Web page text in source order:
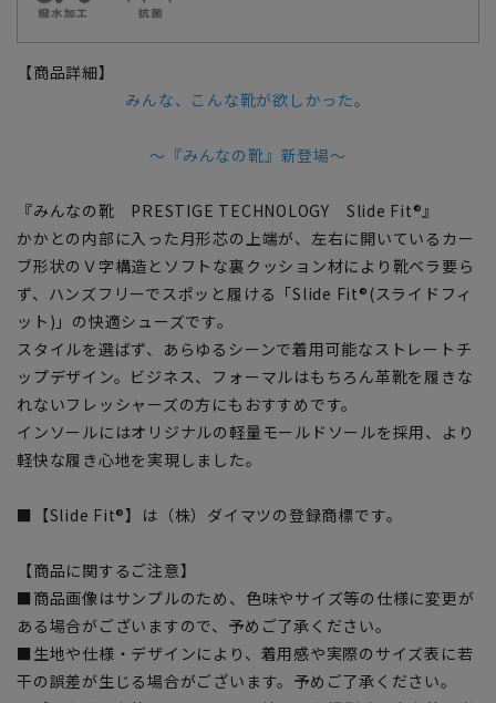
【商品詳細】
みんな、こんな靴が欲しかった。
～『みんなの靴』新登場～
『みんなの靴 PRESTIGE TECHNOLOGY Slide Fit®』
かかとの内部に入った月形芯の上端が、左右に開いているカー
ブ形状のＶ字構造とソフトな裏クッション材により靴ベラ要ら
ず、ハンズフリーでスポッと履ける「Slide Fit®(スライドフィ
ット)」の快適シューズです。
スタイルを選ばず、あらゆるシーンで着用可能なストレートチ
ップデザイン。ビジネス、フォーマルはもちろん革靴を履きな
れないフレッシャーズの方にもおすすめです。
インソールにはオリジナルの軽量モールドソールを採用、より
軽快な履き心地を実現しました。
■【Slide Fit®】は（株）ダイマツの登録商標です。
【商品に関するご注意】
■商品画像はサンプルのため、色味やサイズ等の仕様に変更が
ある場合がございますので、予めご了承ください。
■生地や仕様・デザインにより、着用感や実際のサイズ表に若
干の誤差が生じる場合がございます。予めご了承ください。